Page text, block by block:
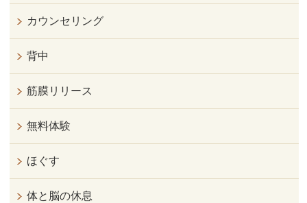
カウンセリング
背中
筋膜リリース
無料体験
ほぐす
体と脳の休息